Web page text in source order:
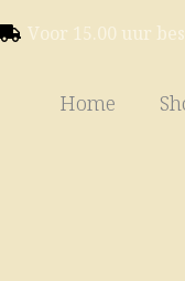
Voor 15.00 uur
Home